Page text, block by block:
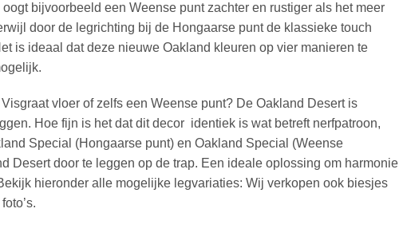
bijvoorbeeld een Weense punt zachter en rustiger als het meer
door de legrichting bij de Hongaarse punt de klassieke touch
is ideaal dat deze nieuwe Oakland kleuren op vier manieren te
vloer of zelfs een Weense punt? De Oakland Desert is
Hoe fijn is het dat dit decor identiek is wat betreft nerfpatroon,
Special (Hongaarse punt) en Oakland Special (Weense
Desert door te leggen op de trap. Een ideale oplossing om harmonie
hieronder alle mogelijke legvariaties: Wij verkopen ook biesjes